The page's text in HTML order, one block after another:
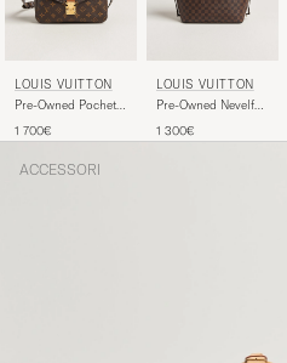
LOUIS VUITTON
Pre-Owned Pochette
1 700€
LOUIS VUITTON
Pre-Owned Nevelfull
1 300€
ACCESSORI